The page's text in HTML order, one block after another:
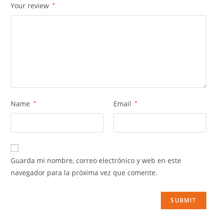
Your review *
Name * Email *
Guarda mi nombre, correo electrónico y web en este
navegador para la próxima vez que comente.